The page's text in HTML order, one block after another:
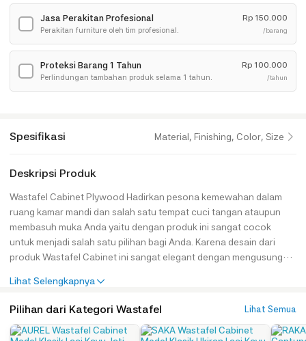
Jasa Perakitan Profesional
Perakitan furniture oleh tim profesional.
Rp 150.000
/barang
Proteksi Barang 1 Tahun
Perlindungan tambahan produk selama 1 tahun.
Rp 100.000
/tahun
Spesifikasi Material, Finishing, Color, Size
Deskripsi Produk
Wastafel Cabinet Plywood Hadirkan pesona kemewahan dalam
ruang kamar mandi dan salah satu tempat cuci tangan ataupun
membasuh muka Anda yaitu dengan produk ini sangat cocok
untuk menjadi salah satu pilihan bagi Anda. Karena desain dari
produk Wastafel Cabinet ini sangat elegant dengan mengusung
Serta memiliki visual yang menawan berkat lapisan warna
baku utama dari produk Wastafel ini diolah dengan menggunakan
plywood premium sehingga terjamin akan
Lihat Selengkapnya
Pilihan dari Kategori Wastafel Lihat Semua